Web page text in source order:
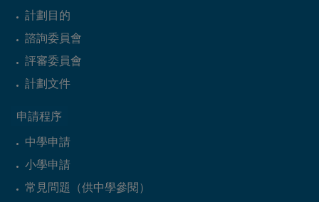
計劃目的
諮詢委員會
評審委員會
計劃文件
申請程序
中學申請
小學申請
常見問題（供中學參閱）